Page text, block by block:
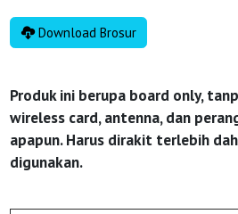
Download Brosur
Produk ini berupa board only,
wireless card, antenna, dan
apapun. Harus dirakit terlebih
digunakan.